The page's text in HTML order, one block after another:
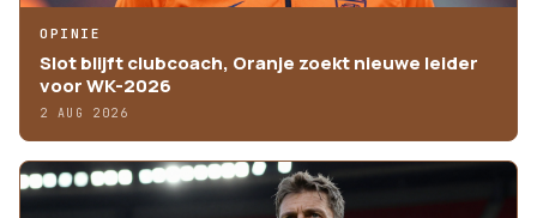
OPINIE
Slot blijft clubcoach, Oranje zoekt nieuwe leider
voor WK-2026
2 AUG 2026